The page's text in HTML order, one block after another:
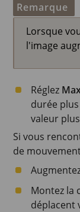
Remarque
Lorsque
l'image
Réglez
durée
valeur
Si vous
de
Montez la
déplacent